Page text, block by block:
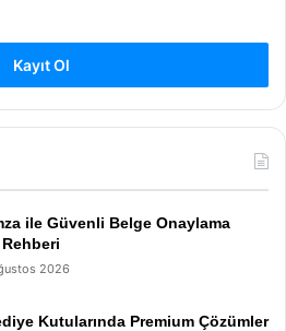
Kayıt Ol
ile Güvenli Belge Onaylama
2026
Kutularında Premium Çözümler